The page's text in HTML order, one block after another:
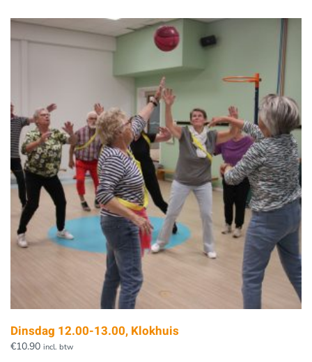
Dinsdag 12.00-13.00, Klokhuis
€10.90 incl. btw